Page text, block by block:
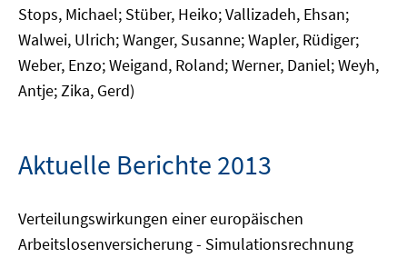
Stops, Michael; Stüber, Heiko; Vallizadeh, Ehsan;
Walwei, Ulrich; Wanger, Susanne; Wapler, Rüdiger;
Weber, Enzo; Weigand, Roland; Werner, Daniel; Weyh,
Antje; Zika, Gerd)
Aktuelle Berichte 2013
Verteilungswirkungen einer europäischen
Arbeitslosenversicherung - Simulationsrechnung